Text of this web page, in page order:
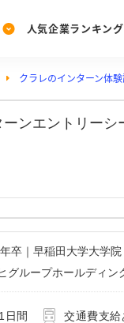
人気企業ランキング
を見る
特集
！業界・企業研究
クラレのインターン体
ンエントリー
卒｜早稲田大学大学
グループホールディ
1日間 交通費支給